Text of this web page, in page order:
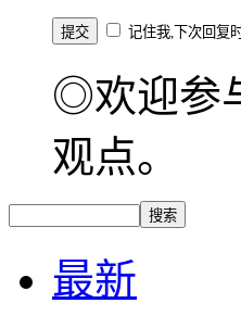
记住我,下次回复
◎欢迎参
观点。
最新